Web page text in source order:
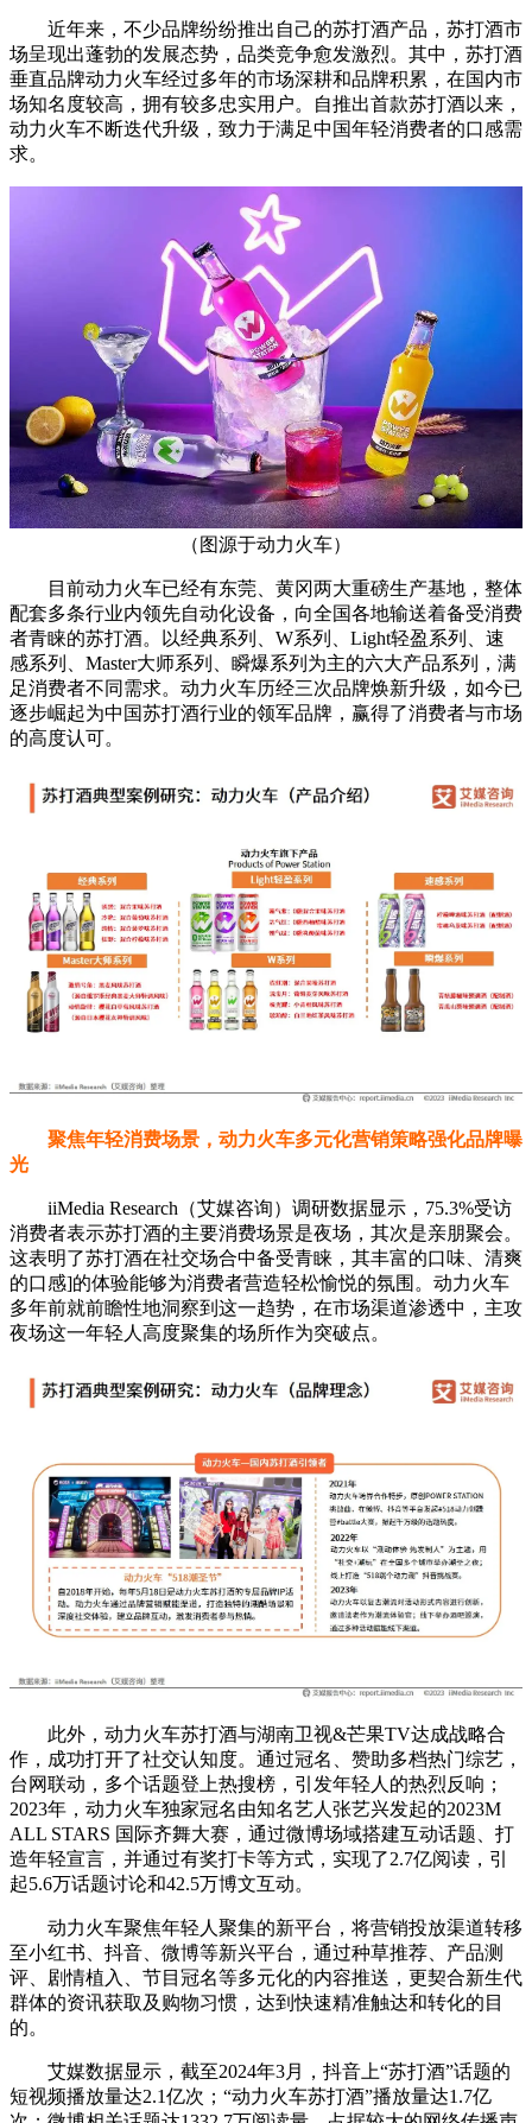
近年来，不少品牌纷纷推出自己的苏打酒产品，苏打酒市
场呈现出蓬勃的发展态势，品类竞争愈发激烈。其中，苏打酒
垂直品牌动力火车经过多年的市场深耕和品牌积累，在国内市
场知名度较高，拥有较多忠实用户。自推出首款苏打酒以来，
动力火车不断迭代升级，致力于满足中国年轻消费者的口感需
求。
（图源于动力火车）
目前动力火车已经有东莞、黄冈两大重磅生产基地，整体
配套多条行业内领先自动化设备，向全国各地输送着备受消费
者青睐的苏打酒。以经典系列、W系列、Light轻盈系列、速
感系列、Master大师系列、瞬爆系列为主的六大产品系列，满
足消费者不同需求。动力火车历经三次品牌焕新升级，如今已
逐步崛起为中国苏打酒行业的领军品牌，赢得了消费者与市场
的高度认可。
聚焦年轻消费场景，动力火车多元化营销策略强化品牌曝
光
iiMedia Research（艾媒咨询）调研数据显示，75.3%受访
消费者表示苏打酒的主要消费场景是夜场，其次是亲朋聚会。
这表明了苏打酒在社交场合中备受青睐，其丰富的口味、清爽
的口感]的体验能够为消费者营造轻松愉悦的氛围。动力火车
多年前就前瞻性地洞察到这一趋势，在市场渠道渗透中，主攻
夜场这一年轻人高度聚集的场所作为突破点。
此外，动力火车苏打酒与湖南卫视&芒果TV达成战略合
作，成功打开了社交认知度。通过冠名、赞助多档热门综艺，
台网联动，多个话题登上热搜榜，引发年轻人的热烈反响；
2023年，动力火车独家冠名由知名艺人张艺兴发起的2023M
ALL STARS 国际齐舞大赛，通过微博场域搭建互动话题、打
造年轻宣言，并通过有奖打卡等方式，实现了2.7亿阅读，引
起5.6万话题讨论和42.5万博文互动。
动力火车聚焦年轻人聚集的新平台，将营销投放渠道转移
至小红书、抖音、微博等新兴平台，通过种草推荐、产品测
评、剧情植入、节目冠名等多元化的内容推送，更契合新生代
群体的资讯获取及购物习惯，达到快速精准触达和转化的目
的。
艾媒数据显示，截至2024年3月，抖音上“苏打酒”话题的
短视频播放量达2.1亿次；“动力火车苏打酒”播放量达1.7亿